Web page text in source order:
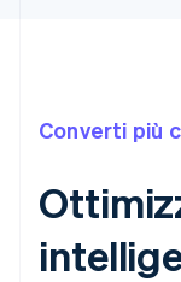
Converti più